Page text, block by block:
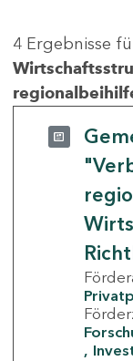
4 Ergebnisse